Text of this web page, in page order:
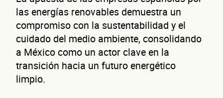
las energías renovables demuestra un
compromiso con la sustentabilidad y el
cuidado del medio ambiente, consolidando
a México como un actor clave en la
transición hacia un futuro energético
limpio.
100% autoservicio
Solicita aquí tu